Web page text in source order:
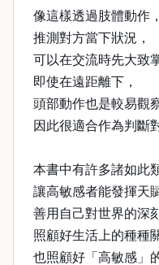
像這樣透過肢體動作，
推測對方當下狀況，
可以在交流時先大致
即使在遠距離下，
頭部動作也是較易觀
因此很適合作為判斷
本書中有許多諸如此
讓高敏感者能發揮天
善用自己對世界的深
照顧好生活上的種種
也照顧好「高敏感」